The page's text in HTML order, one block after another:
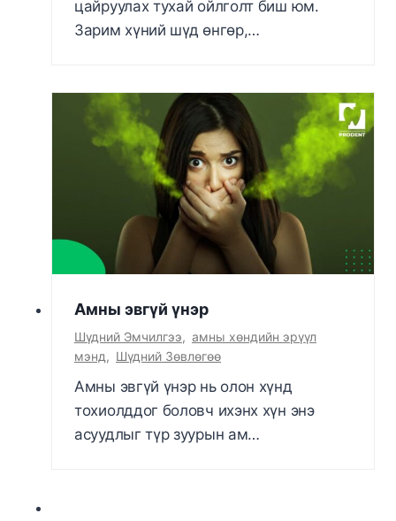
цайруулах тухай ойлголт биш юм.
Зарим хүний шүд өнгөр,…
Амны эвгүй үнэр
Шүдний Эмчилгээ, амны хөндийн эрүүл
мэнд, Шүдний Зөвлөгөө
Амны эвгүй үнэр нь олон хүнд
тохиолддог боловч ихэнх хүн энэ
асуудлыг түр зуурын ам…